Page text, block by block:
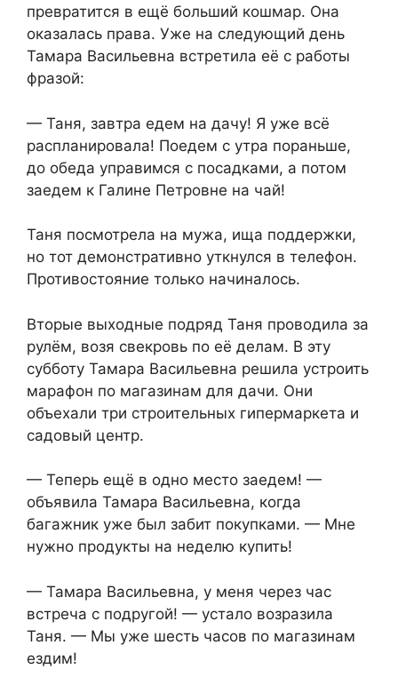
превратится в ещё больший кошмар. Она
оказалась права. Уже на следующий день
Тамара Васильевна встретила её с работы
фразой:
— Таня, завтра едем на дачу! Я уже всё
распланировала! Поедем с утра пораньше,
до обеда управимся с посадками, а потом
заедем к Галине Петровне на чай!
Таня посмотрела на мужа, ища поддержки,
но тот демонстративно уткнулся в телефон.
Противостояние только начиналось.
Вторые выходные подряд Таня проводила за
рулём, возя свекровь по её делам. В эту
субботу Тамара Васильевна решила устроить
марафон по магазинам для дачи. Они
объехали три строительных гипермаркета и
садовый центр.
— Теперь ещё в одно место заедем! —
объявила Тамара Васильевна, когда
багажник уже был забит покупками. — Мне
нужно продукты на неделю купить!
— Тамара Васильевна, у меня через час
встреча с подругой! — устало возразила
Таня. — Мы уже шесть часов по магазинам
ездим!